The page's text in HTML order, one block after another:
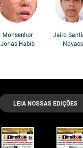
Monsenhor
Jonas Habib
Jairo
Novaes
LEIA NOSSAS EDIÇÕES